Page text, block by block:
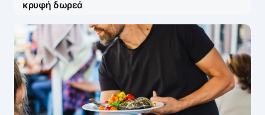
κρυφή δωρεά